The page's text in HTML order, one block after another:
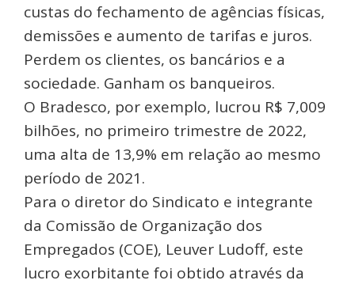
custas do fechamento de agências físicas,
demissões e aumento de tarifas e juros.
Perdem os clientes, os bancários e a
sociedade. Ganham os banqueiros.
O Bradesco, por exemplo, lucrou R$ 7,009
bilhões, no primeiro trimestre de 2022,
uma alta de 13,9% em relação ao mesmo
período de 2021.
Para o diretor do Sindicato e integrante
da Comissão de Organização dos
Empregados (COE), Leuver Ludoff, este
lucro exorbitante foi obtido através da